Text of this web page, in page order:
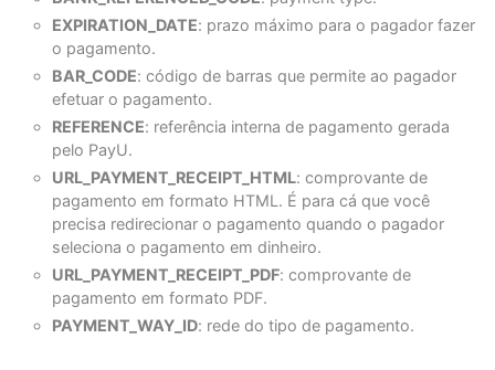
EXPIRATION_DATE: prazo máximo para o pagador fazer
o pagamento.
BAR_CODE: código de barras que permite ao pagador
efetuar o pagamento.
REFERENCE: referência interna de pagamento gerada
pelo PayU.
URL_PAYMENT_RECEIPT_HTML: comprovante de
pagamento em formato HTML. É para cá que você
precisa redirecionar o pagamento quando o pagador
seleciona o pagamento em dinheiro.
URL_PAYMENT_RECEIPT_PDF: comprovante de
pagamento em formato PDF.
PAYMENT_WAY_ID: rede do tipo de pagamento.